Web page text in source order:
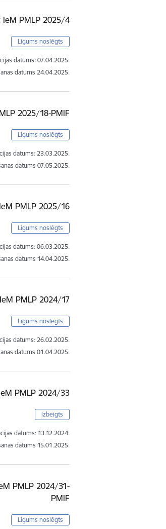
IeM PMLP 2025/4
Līgums noslēgts
datums: 07.04.2025.
datums 24.04.2025.
2025/18-PMIF
Līgums noslēgts
datums: 23.03.2025.
datums 07.05.2025.
PMLP 2025/16
Līgums noslēgts
datums: 06.03.2025.
datums 14.04.2025.
PMLP 2024/17
Līgums noslēgts
datums: 26.02.2025.
datums 01.04.2025.
PMLP 2024/33
Izbeigts
datums: 13.12.2024.
datums 15.01.2025.
PMLP 2024/31-
PMIF
Līgums noslēgts